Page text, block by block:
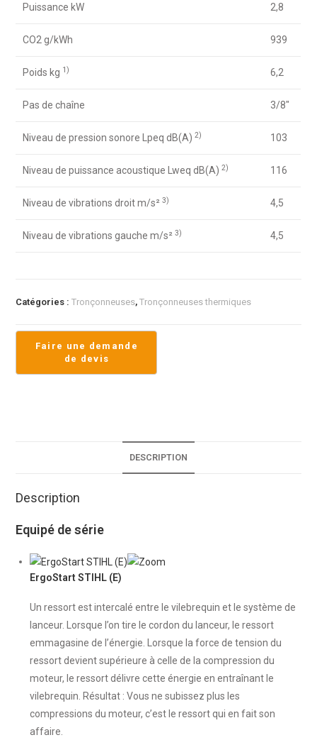
Puissance kW 2,8
CO2 g/kWh 939
Poids kg 1) 6,2
Pas de chaîne 3/8″
Niveau de pression sonore Lpeq dB(A)2) 103
Niveau de puissance acoustique Lweq dB(A)2) 116
Niveau de vibrations droit m/s²3) 4,5
Niveau de vibrations gauche m/s²3) 4,5
Catégories :Tronçonneuses,Tronçonneuses thermiques
DESCRIPTION
Description
Equipé de série
ErgoStart STIHL (E)
Un ressort est intercalé entre le vilebrequin et le système de
lanceur. Lorsque l’on tire le cordon du lanceur, le ressort
emmagasine de l’énergie. Lorsque la force de tension du
ressort devient supérieure à celle de la compression du
moteur, le ressort délivre cette énergie en entraînant le
vilebrequin. Résultat : Vous ne subissez plus les
compressions du moteur, c’est le ressort qui en fait son
affaire.